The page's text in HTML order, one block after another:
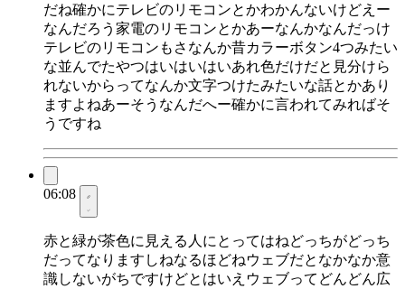
だね確かにテレビのリモコンとかわかんないけどえー
なんだろう家電のリモコンとかあーなんかなんだっけ
テレビのリモコンもさなんか昔カラーボタン4つみたい
な並んでたやつはいはいはいあれ色だけだと見分けら
れないからってなんか文字つけたみたいな話とかあり
ますよねあーそうなんだへー確かに言われてみればそ
うですね
06:08
赤と緑が茶色に見える人にとってはねどっちがどっち
だってなりますしねなるほどねウェブだとなかなか意
識しないがちですけどとはいえウェブってどんどん広